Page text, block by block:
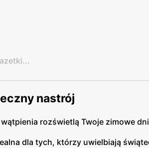
nastrój
rozświetlą Twoje zimowe
dla tych, którzy uwielbiają